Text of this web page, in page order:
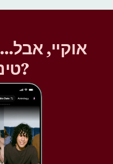
אוקיי, אבל…
טינדר?